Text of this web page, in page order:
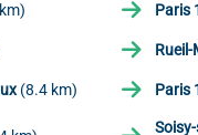
Paris
(8.4 km) Paris